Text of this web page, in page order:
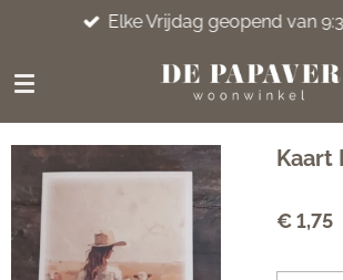
naar
hoofdinhoud
Elke Vrijdag geopend van
Kaart
€ 1,75